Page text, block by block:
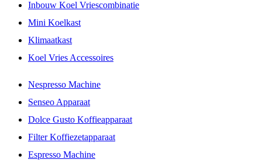
Inbouw Koel Vriescombinatie
Mini Koelkast
Klimaatkast
Koel Vries Accessoires
Nespresso Machine
Senseo Apparaat
Dolce Gusto Koffieapparaat
Filter Koffiezetapparaat
Espresso Machine